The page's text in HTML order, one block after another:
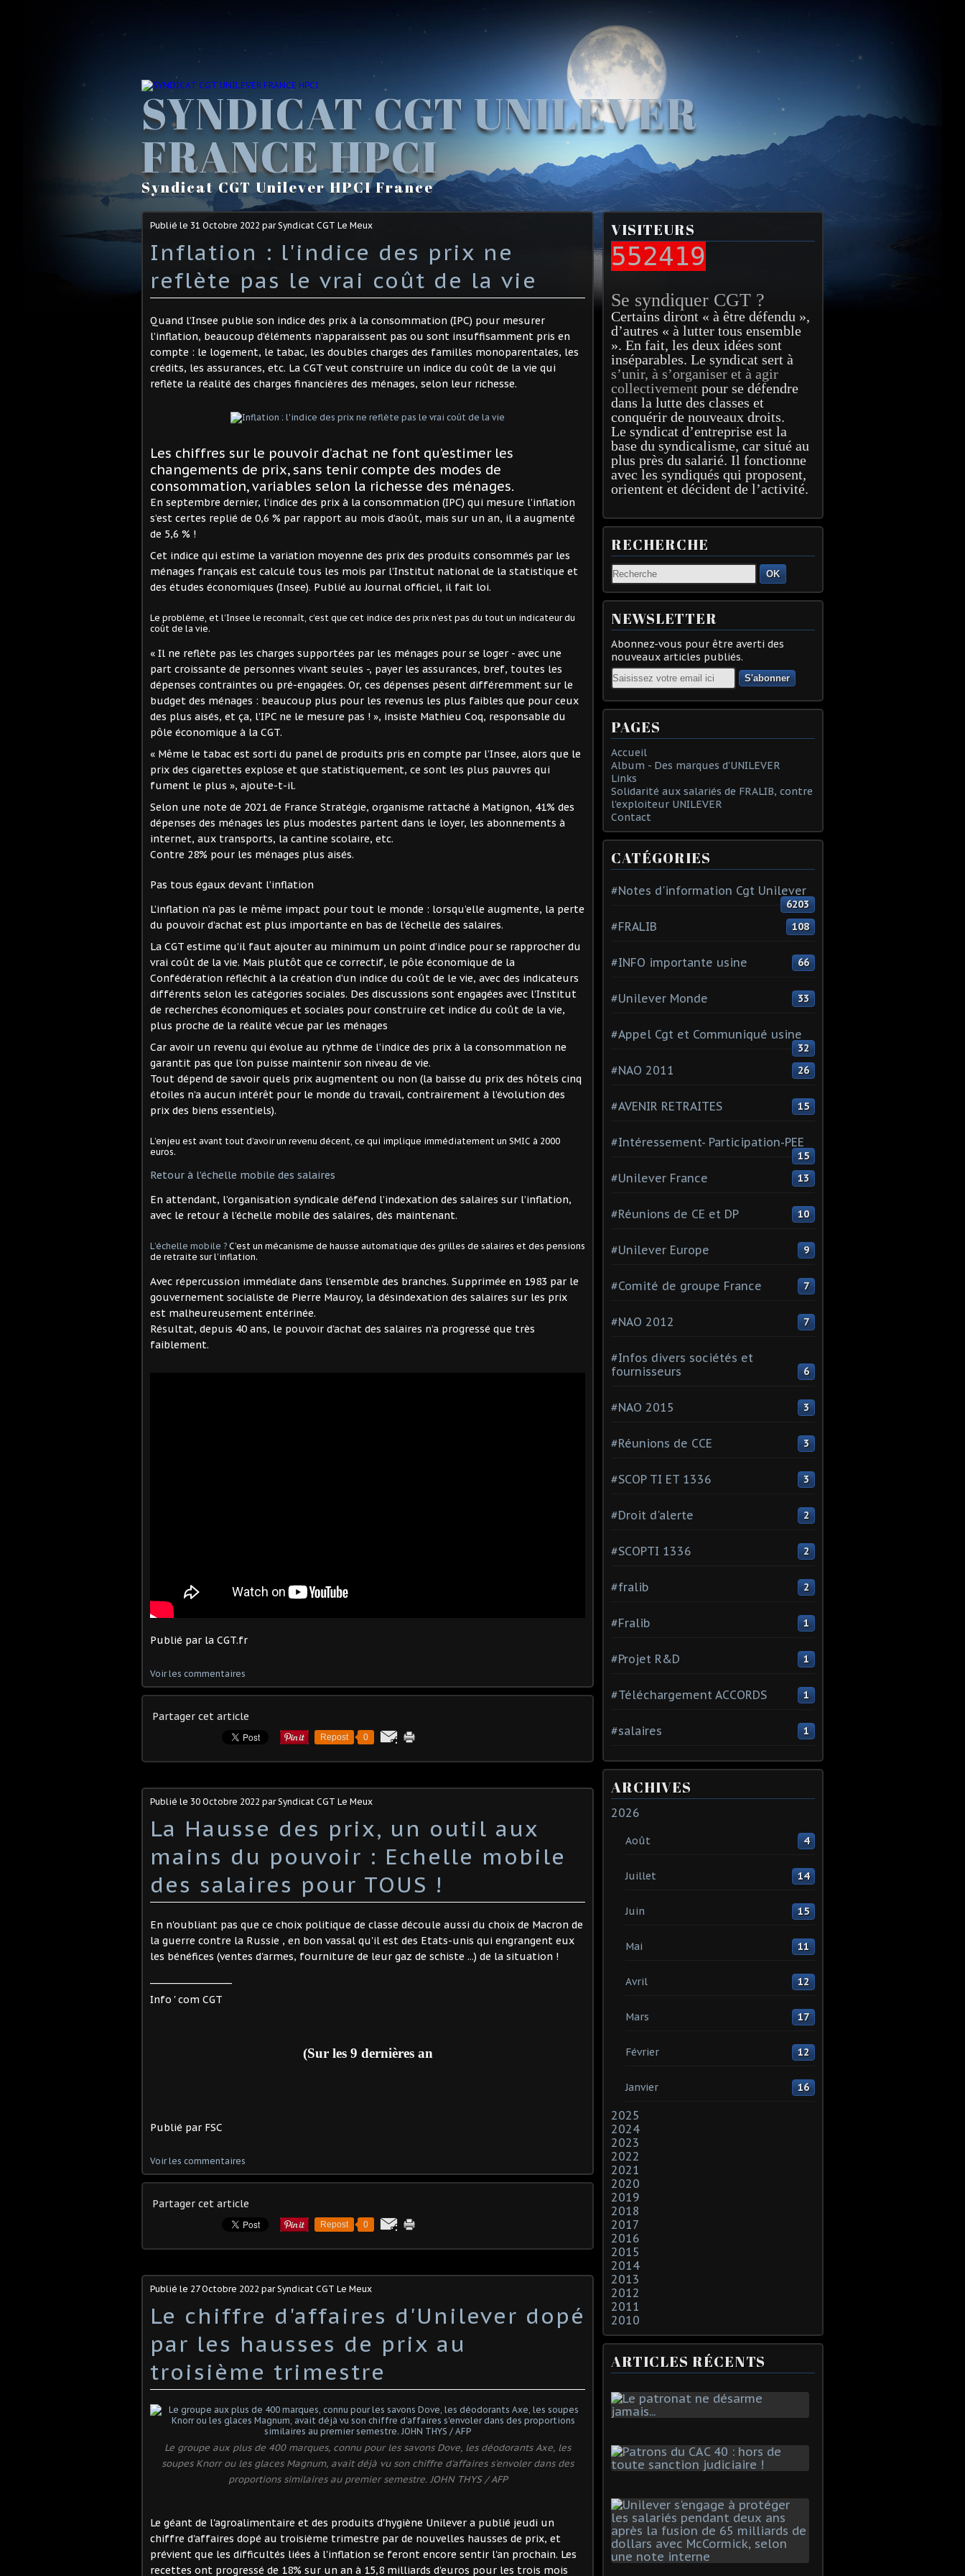
SYNDICAT CGT UNILEVER
FRANCE HPCI
Syndicat CGT Unilever HPCI France
Publié le 31 Octobre 2022 par Syndicat CGT Le Meux
Inflation : l'indice des prix ne
reflète pas le vrai coût de la vie
Quand l’Insee publie son indice des prix à la consommation (IPC) pour mesurer
l’inflation, beaucoup d’éléments n’apparaissent pas ou sont insuffisamment pris en
compte : le logement, le tabac, les doubles charges des familles monoparentales, les
crédits, les assurances, etc. La CGT veut construire un indice du coût de la vie qui
reflète la réalité des charges financières des ménages, selon leur richesse.
Les chiffres sur le pouvoir d’achat ne font qu’estimer les
changements de prix, sans tenir compte des modes de
consommation, variables selon la richesse des ménages.
En septembre dernier, l’indice des prix à la consommation (IPC) qui mesure l’inflation
s’est certes replié de 0,6 % par rapport au mois d’août, mais sur un an, il a augmenté
de 5,6 % !
Cet indice qui estime la variation moyenne des prix des produits consommés par les
ménages français est calculé tous les mois par l’Institut national de la statistique et
des études économiques (Insee). Publié au Journal officiel, il fait loi.
Le problème, et l’Insee le reconnaît, c’est que cet indice des prix n’est pas du tout un indicateur du
coût de la vie.
« Il ne reflète pas les charges supportées par les ménages pour se loger - avec une
part croissante de personnes vivant seules -, payer les assurances, bref, toutes les
dépenses contraintes ou pré-engagées. Or, ces dépenses pèsent différemment sur le
budget des ménages : beaucoup plus pour les revenus les plus faibles que pour ceux
des plus aisés, et ça, l’IPC ne le mesure pas ! », insiste Mathieu Coq, responsable du
pôle économique à la CGT.
« Même le tabac est sorti du panel de produits pris en compte par l’Insee, alors que le
prix des cigarettes explose et que statistiquement, ce sont les plus pauvres qui
fument le plus », ajoute-t-il.
Selon une note de 2021 de France Stratégie, organisme rattaché à Matignon, 41% des
dépenses des ménages les plus modestes partent dans le loyer, les abonnements à
internet, aux transports, la cantine scolaire, etc.
Contre 28% pour les ménages plus aisés.
Pas tous égaux devant l’inflation
L’inflation n’a pas le même impact pour tout le monde : lorsqu’elle augmente, la perte
du pouvoir d’achat est plus importante en bas de l’échelle des salaires.
La CGT estime qu’il faut ajouter au minimum un point d’indice pour se rapprocher du
vrai coût de la vie. Mais plutôt que ce correctif, le pôle économique de la
Confédération réfléchit à la création d’un indice du coût de le vie, avec des indicateurs
différents selon les catégories sociales. Des discussions sont engagées avec l’Institut
de recherches économiques et sociales pour construire cet indice du coût de la vie,
plus proche de la réalité vécue par les ménages
Car avoir un revenu qui évolue au rythme de l’indice des prix à la consommation ne
garantit pas que l’on puisse maintenir son niveau de vie.
Tout dépend de savoir quels prix augmentent ou non (la baisse du prix des hôtels cinq
étoiles n’a aucun intérêt pour le monde du travail, contrairement à l’évolution des
prix des biens essentiels).
L’enjeu est avant tout d’avoir un revenu décent, ce qui implique immédiatement un SMIC à 2000
euros.
Retour à l’échelle mobile des salaires
En attendant, l’organisation syndicale défend l’indexation des salaires sur l’inflation,
avec le retour à l’échelle mobile des salaires, dès maintenant.
L’échelle mobile ? C’est un mécanisme de hausse automatique des grilles de salaires et des pensions
de retraite sur l’inflation.
Avec répercussion immédiate dans l’ensemble des branches. Supprimée en 1983 par le
gouvernement socialiste de Pierre Mauroy, la désindexation des salaires sur les prix
est malheureusement entérinée.
Résultat, depuis 40 ans, le pouvoir d’achat des salaires n’a progressé que très
faiblement.
Publié par la CGT.fr
Voir les commentaires
Partager cet article
Repost 0
Publié le 30 Octobre 2022 par Syndicat CGT Le Meux
La Hausse des prix, un outil aux
mains du pouvoir : Echelle mobile
des salaires pour TOUS !
En n'oubliant pas que ce choix politique de classe découle aussi du choix de Macron de
la guerre contre la Russie , en bon vassal qu'il est des Etats-unis qui engrangent eux
les bénéfices (ventes d'armes, fourniture de leur gaz de schiste ...) de la situation !
Info ' com CGT
(Sur les 9 dernières an
Publié par FSC
Voir les commentaires
Partager cet article
Repost 0
Publié le 27 Octobre 2022 par Syndicat CGT Le Meux
Le chiffre d'affaires d'Unilever dopé
par les hausses de prix au
troisième trimestre
Le groupe aux plus de 400 marques, connu pour les savons Dove, les déodorants Axe, les
soupes Knorr ou les glaces Magnum, avait déjà vu son chiffre d'affaires s'envoler dans des
proportions similaires au premier semestre. JOHN THYS / AFP
Le géant de l'agroalimentaire et des produits d'hygiène Unilever a publié jeudi un
chiffre d'affaires dopé au troisième trimestre par de nouvelles hausses de prix, et
prévient que les difficultés liées à l'inflation se feront encore sentir l'an prochain. Les
recettes ont progressé de 18% sur un an à 15,8 milliards d'euros pour les trois mois
VISITEURS
552419
Se syndiquer CGT ?
Certains diront « à être défendu »,
d’autres « à lutter tous ensemble
». En fait, les deux idées sont
inséparables. Le syndicat sert à
s’unir, à s’organiser et à agir
collectivement pour se défendre
dans la lutte des classes et
conquérir de nouveaux droits.
Le syndicat d’entreprise est la
base du syndicalisme, car situé au
plus près du salarié. Il fonctionne
avec les syndiqués qui proposent,
orientent et décident de l’activité.
RECHERCHE
OK
NEWSLETTER
Abonnez-vous pour être averti des
nouveaux articles publiés.
Email
PAGES
Accueil
Album - Des marques d'UNILEVER
Links
Solidarité aux salariés de FRALIB, contre
l'exploiteur UNILEVER
Contact
CATÉGORIES
#Notes d'information Cgt Unilever
6203
#FRALIB 108
#INFO importante usine 66
#Unilever Monde 33
#Appel Cgt et Communiqué usine
32
#NAO 2011 26
#AVENIR RETRAITES 15
#Intéressement- Participation-PEE
15
#Unilever France 13
#Réunions de CE et DP 10
#Unilever Europe 9
#Comité de groupe France 7
#NAO 2012 7
#Infos divers sociétés et
fournisseurs
6
#NAO 2015 3
#Réunions de CCE 3
#SCOP TI ET 1336 3
#Droit d'alerte 2
#SCOPTI 1336 2
#fralib 2
#Fralib 1
#Projet R&D 1
#Téléchargement ACCORDS 1
#salaires 1
ARCHIVES
2026
Août 4
Juillet 14
Juin 15
Mai 11
Avril 12
Mars 17
Février 12
Janvier 16
2025
2024
2023
2022
2021
2020
2019
2018
2017
2016
2015
2014
2013
2012
2011
2010
ARTICLES RÉCENTS